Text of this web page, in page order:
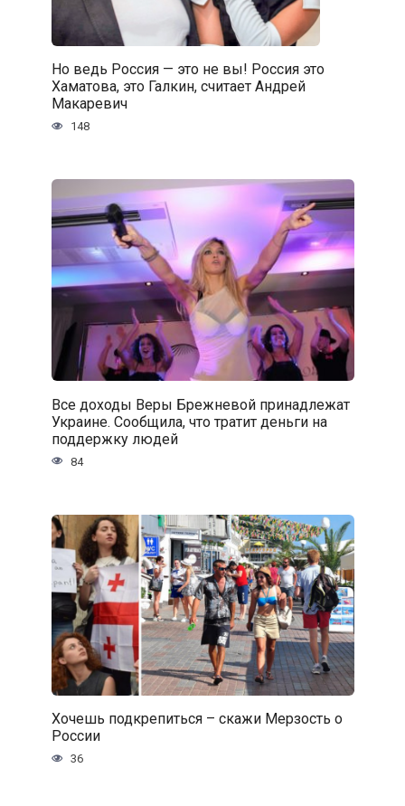
Но ведь Россия — это не вы! Россия это
Хаматова, это Галкин, считает Андрей
Макаревич
148
Все доходы Веры Брежневой принадлежат
Украине. Сообщила, что тратит деньги на
поддержку людей
84
Хочешь подкрепиться – скажи Мерзость о
России
36